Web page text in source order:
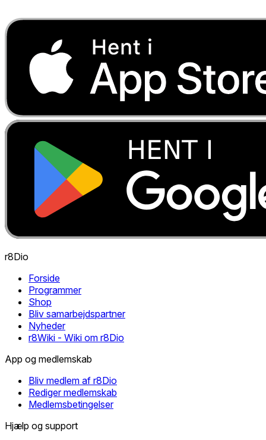
r8Dio
Forside
Programmer
Shop
Bliv samarbejdspartner
Nyheder
r8Wiki - Wiki om r8Dio
App og medlemskab
Bliv medlem af r8Dio
Rediger medlemskab
Medlemsbetingelser
Hjælp og support